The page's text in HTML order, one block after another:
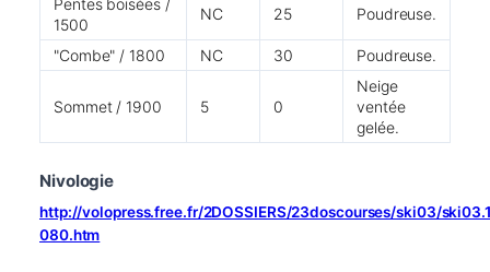
1500
NC 25 Poudreuse.
"Combe" / 1800 NC 30 Poudreuse.
Sommet / 1900 5 0
Neige
ventée
gelée.
Nivologie
http://volopress.free.fr/2DOSSIERS/23doscourses/ski03/
080.htm